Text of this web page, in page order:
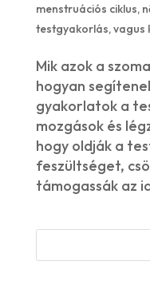
menstruációs ciklus,
testgyakorlás,vagus
Mik azok a
hogyan
gyakorlatok a
mozgások és
hogy oldják a
feszültséget,
támogassák az